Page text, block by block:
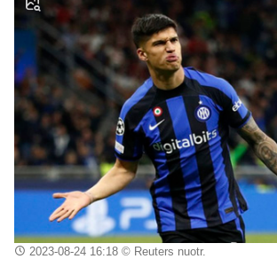
2023-08-24 16:18© Reuters nuotr.